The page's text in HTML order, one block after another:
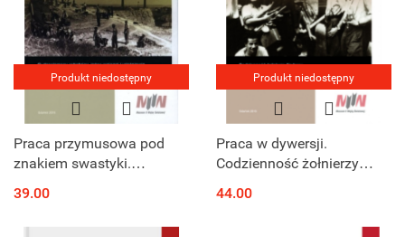
Produkt niedostępny
Praca przymusowa pod
znakiem swastyki.
jeńcy wojenni i więźniowie
w Niemczech i okupowanej
39.00
Produkt niedostępny
Praca w dywersji.
Codzienność żołnierzy
Warszawskiego Armii
44.00